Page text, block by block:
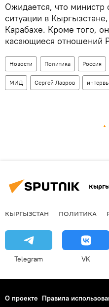
Ожидается, что министр
ситуации в
Карабахе. Кроме того,
касающиеся отношений
Новости Политика Россия
МИД Сергей Лавров
КЫРГЫЗСТАН ПОЛИТИКА
Telegram VK
О проекте Правила